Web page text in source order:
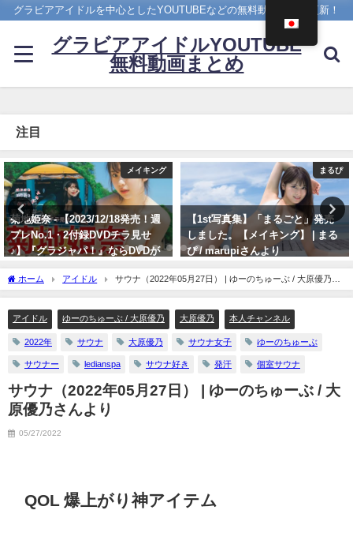
グラビアアイドルを中心としたYOUTUBEなどの無料動画を日々更新！
グラビアアイドルYOUTUBE
無料動画まとめ
注目
まるぴ
【1st写真集】「まるごと」発売
しました。【メイキング】 | まる
ぴ / marupiさんより
【兒玉遥公式】はるっぴちゃんねる
兒玉遥（2022年11月27日） | こだ
まちゃんねる【公式】さんより
11/27/2022
ホーム アイドル
サウナ（2022年05月27日） | ゆーのちゅーぶ / 大原優乃さ
んより
アイドル ゆーのちゅーぶ / 大原優乃 大原優乃 本人チャンネル
2022年 サウナ 大原優乃 サウナ女子 ゆーのちゅーぶ
サウナー ledianspa サウナ好き 発汗 個室サウナ
サウナ（2022年05月27日） | ゆーのちゅーぶ / 大
原優乃さんより
05/27/2022
QOL 爆上がり神アイテム